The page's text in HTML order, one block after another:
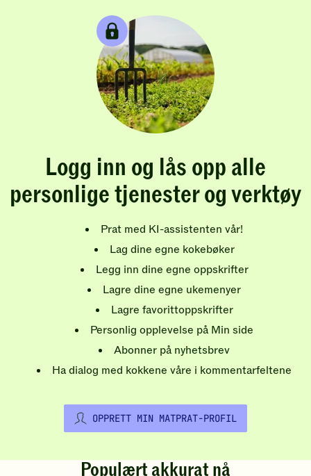
Logg inn og lås opp alle
personlige tjenester og verktøy
Prat med KI-assistenten vår!
Lag dine egne kokebøker
Legg inn dine egne oppskrifter
Lagre dine egne ukemenyer
Lagre favorittoppskrifter
Personlig opplevelse på Min side
Abonner på nyhetsbrev
Ha dialog med kokkene våre i kommentarfeltene
OPPRETT MIN MATPRAT-PROFIL
Populært akkurat nå